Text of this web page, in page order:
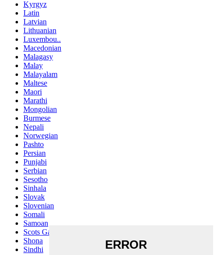
Kyrgyz
Latin
Latvian
Lithuanian
Luxembou..
Macedonian
Malagasy
Malay
Malayalam
Maltese
Maori
Marathi
Mongolian
Burmese
Nepali
Norwegian
Pashto
Persian
Punjabi
Serbian
Sesotho
Sinhala
Slovak
Slovenian
Somali
Samoan
Scots Gaelic
Shona
Sindhi